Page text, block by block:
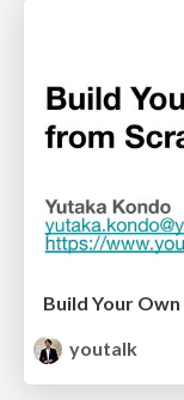
Build Your
youtalk